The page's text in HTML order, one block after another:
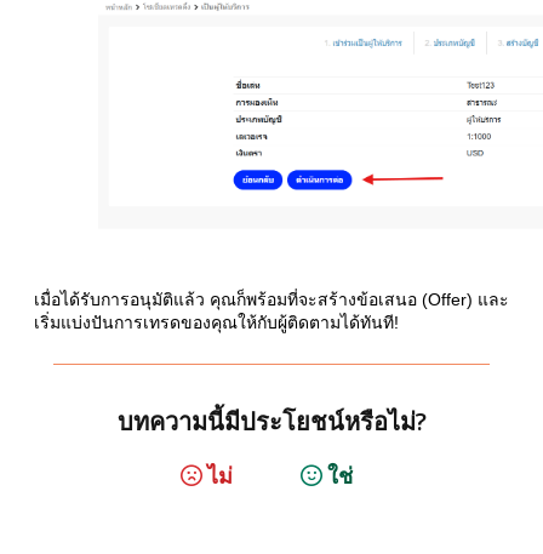
เมื่อได้รับการอนุมัติแล้ว คุณก็พร้อมที่จะสร้างข้อเสนอ (Offer) และ
เริ่มแบ่งปันการเทรดของคุณให้กับผู้ติดตามได้ทันที!
บทความนี้มีประโยชน์หรือไม่?
ไม่ ใช่